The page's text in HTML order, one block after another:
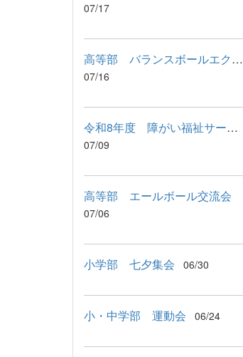
07/17
高等部 バランスボールエクササイズ
07/16
令和8年度 障がい福祉サービス利用に関わる説明会が行われました
07/09
高等部 エールボール交流会
07/06
小学部 七夕集会 06/30
小・中学部 運動会 06/24